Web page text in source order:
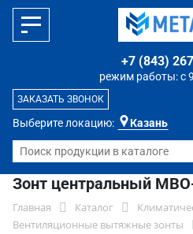
Выберите локацию: Казань
режим работы: с
+7 (843)
ЗАКАЗАТЬ ЗВОНОК
Зонт центральный
Главная Каталог
Вентиляционные вытяжные зонты